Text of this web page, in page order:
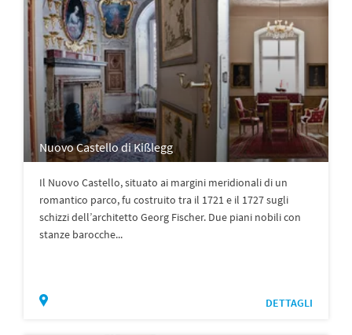
Nuovo Castello di Kißlegg
Il Nuovo Castello, situato ai margini meridionali di un
romantico parco, fu costruito tra il 1721 e il 1727 sugli
schizzi dell’architetto Georg Fischer. Due piani nobili con
stanze barocche...
DETTAGLI